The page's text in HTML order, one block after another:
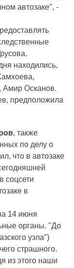
автозаке", -
находились,
Амир Осканов.
предположила
, также
по делу о
что в автозаке
соцсети
в
14 июня
органы. "До
узла")
страшного.
из этого наши